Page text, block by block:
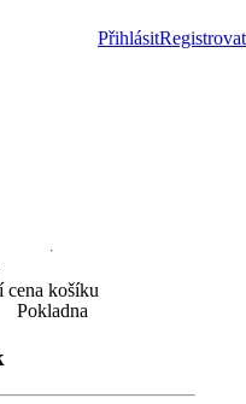
PřihlásitRegistrovat
Aktuální cena košíku
cena košíku
Pokladna